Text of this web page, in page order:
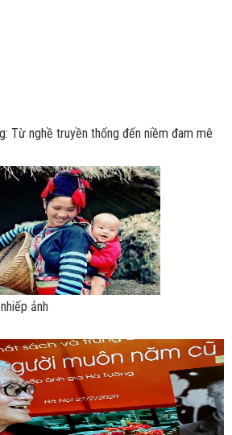
Từ nghề truyền thống đến niềm đam mê
ảnh